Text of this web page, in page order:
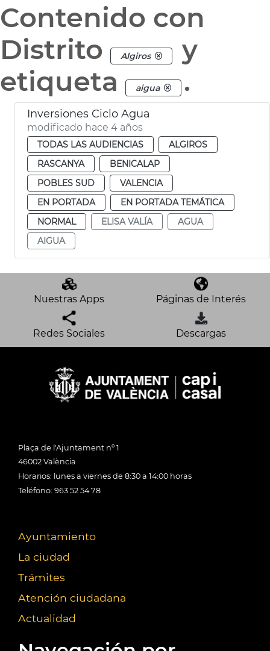
Contenido con
Distrito
Algiros
y
etiqueta
aigua .
Inversiones Ciclo Agua
modificado hace 4 años
TODAS LAS AUDIENCIAS
ALGIROS
RASCANYA
BENICALAP
POBLES SUD
VALENCIA
EN PORTADA
EN PORTADA TEMÁTICA
NORMAL
ELISA VALÍA
AGUA
AIGUA
Nuestras Apps Páginas de Interés
Redes Sociales Descargas
Plaça de l'Ajuntament nº 1
46002 València
Horarios: lunes a viernes de 8:30 a 14:00 horas
Teléfono: 963 52 54 78
Ayuntamiento
La ciudad
Trámites
Atención ciudadana
Actualidad